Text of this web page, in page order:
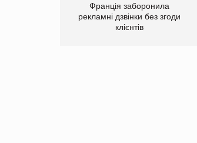
Франція заборонила
рекламні дзвінки без згоди
клієнтів